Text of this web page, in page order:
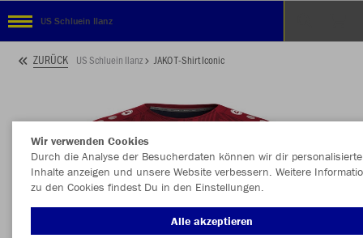
US Schluein Ilanz
ZURÜCK US Schluein Ilanz JAKO T-Shirt Iconic
Wir verwenden Cookies
Durch die Analyse der Besucherdaten können wir dir personalisierte
Inhalte anzeigen und unsere Website verbessern. Weitere
zu den Cookies findest Du in den Einstellungen.
Alle akzeptieren